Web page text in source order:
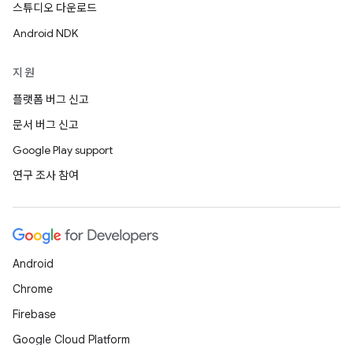
스튜디오 다운로드
Android NDK
지원
플랫폼 버그 신고
문서 버그 신고
Google Play support
연구 조사 참여
Android
Chrome
Firebase
Google Cloud Platform